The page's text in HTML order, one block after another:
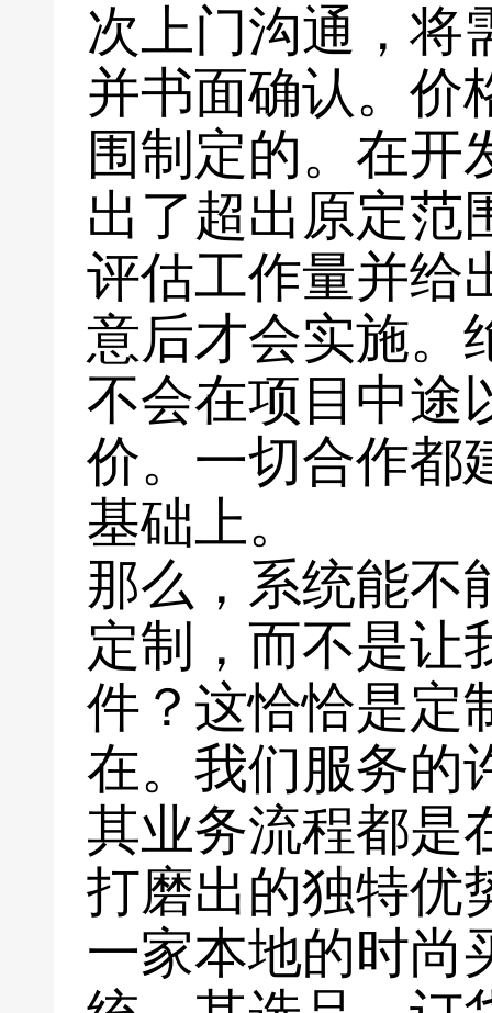
次上门沟通，将
并书面确认。价
围制定的。在开
出了超出原定范
评估工作量并给
意后才会实施。
不会在项目中途
价。一切合作都
基础上。
那么，系统能不
定制，而不是让
件？这恰恰是定
在。我们服务的
其业务流程都是
打磨出的独特优
一家本地的时尚